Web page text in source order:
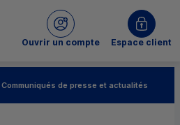
sur le site
Ouvrir un compte
du Crédit MutuelEspace client
Communiqués de presse et actualités